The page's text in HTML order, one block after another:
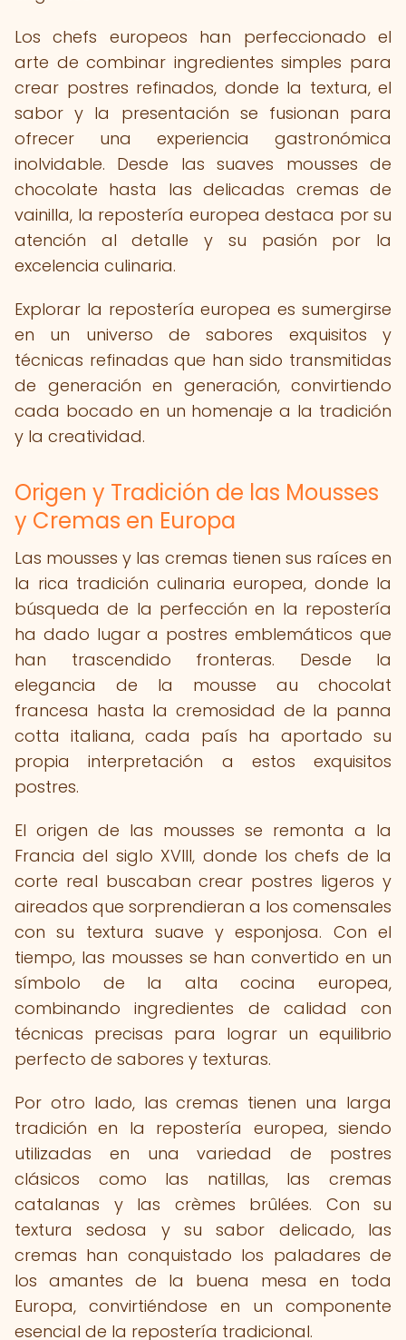
Los chefs europeos han perfeccionado el
arte de combinar ingredientes simples para
crear postres refinados, donde la textura, el
sabor y la presentación se fusionan para
ofrecer una experiencia gastronómica
inolvidable. Desde las suaves mousses de
chocolate hasta las delicadas cremas de
vainilla, la repostería europea destaca por su
atención al detalle y su pasión por la
excelencia culinaria.
Explorar la repostería europea es sumergirse
en un universo de sabores exquisitos y
técnicas refinadas que han sido transmitidas
de generación en generación, convirtiendo
cada bocado en un homenaje a la tradición
y la creatividad.
Origen y Tradición de las Mousses
y Cremas en Europa
Las mousses y las cremas tienen sus raíces en
la rica tradición culinaria europea, donde la
búsqueda de la perfección en la repostería
ha dado lugar a postres emblemáticos que
han trascendido fronteras. Desde la
elegancia de la mousse au chocolat
francesa hasta la cremosidad de la panna
cotta italiana, cada país ha aportado su
propia interpretación a estos exquisitos
postres.
El origen de las mousses se remonta a la
Francia del siglo XVIII, donde los chefs de la
corte real buscaban crear postres ligeros y
aireados que sorprendieran a los comensales
con su textura suave y esponjosa. Con el
tiempo, las mousses se han convertido en un
símbolo de la alta cocina europea,
combinando ingredientes de calidad con
técnicas precisas para lograr un equilibrio
perfecto de sabores y texturas.
Por otro lado, las cremas tienen una larga
tradición en la repostería europea, siendo
utilizadas en una variedad de postres
clásicos como las natillas, las cremas
catalanas y las crèmes brûlées. Con su
textura sedosa y su sabor delicado, las
cremas han conquistado los paladares de
los amantes de la buena mesa en toda
Europa, convirtiéndose en un componente
esencial de la repostería tradicional.